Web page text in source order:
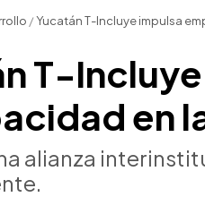
/Yucatán T-Incluye impulsa
T-
en
alianza